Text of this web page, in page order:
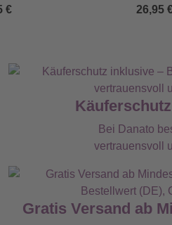
€
26,95
Bei Danato
vertrauensvoll
Gratis Versand ab